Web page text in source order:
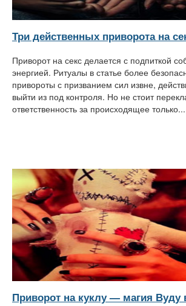
Три действенных приворота на
Приворот на секс делается с подпиткой
энергией. Ритуалы в статье более
привороты с призванием сил извне,
выйти из под контроля. Но не стоит
ответственность за происходящее только...
Приворот на куклу — магия Вуду